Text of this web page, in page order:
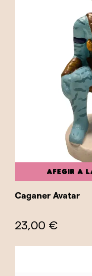
AFEGIR A
Caganer Avatar
23,00 €